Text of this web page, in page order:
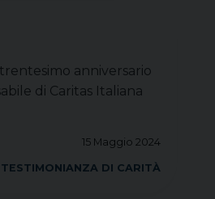
anniversario
di Caritas Italiana
15 Maggio 2024
TESTIMONIANZA DI CARITÀ